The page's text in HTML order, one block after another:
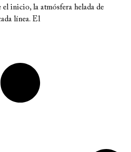
el inicio, la atmósfera helada de
línea. El